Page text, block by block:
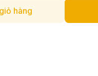
hàng